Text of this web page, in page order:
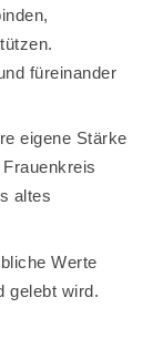
füreinander
eigene Stärke
altes
Werte
gelebt wird.